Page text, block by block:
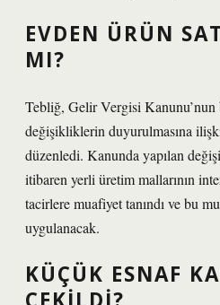
EVDEN ÜRÜN
MI?
Tebliğ, Gelir Vergisi Kanunu’nun
değişikliklerin duyurulmasına
düzenledi. Kanunda yapılan
itibaren yerli üretim mallarının
tacirlere muafiyet tanındı ve bu
uygulanacak.
KÜÇÜK ESNAF